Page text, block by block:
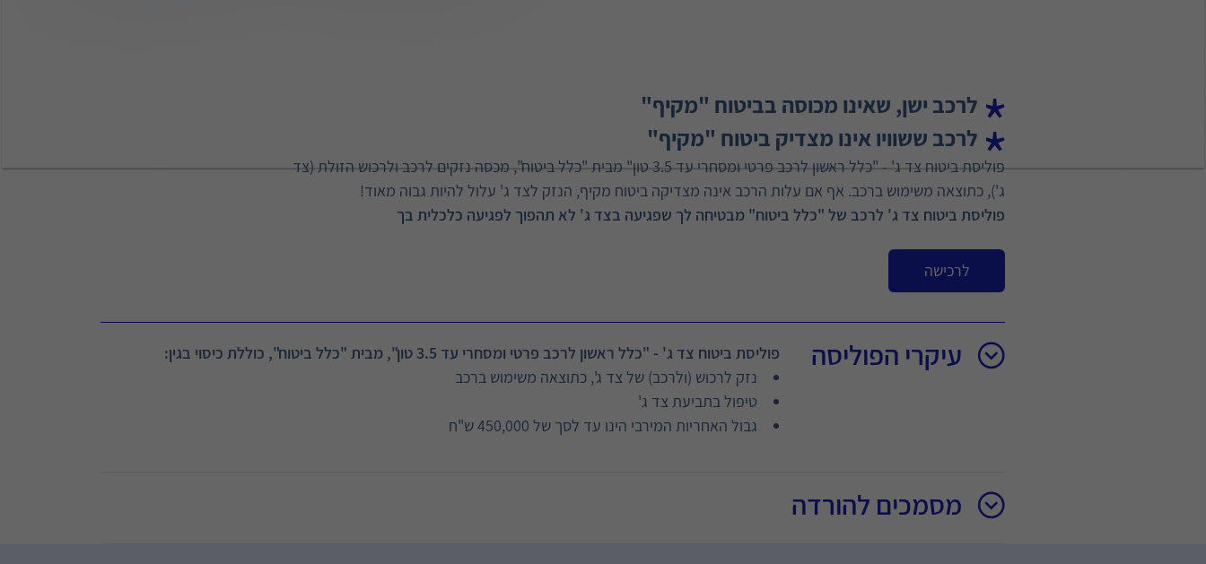
לרכב ישן, שאינו מכוסה בביטוח "מקיף"
לרכב ששוויו אינו מצדיק ביטוח "מקיף"
פוליסת ביטוח צד ג' - "כלל ראשון לרכב פרטי ומסחרי עד 3.5 טון" מבית "כלל ביטוח", מכסה נזקים לרכב ולרכוש הזולת (צד
ג'), כתוצאה משימוש ברכב. אף אם עלות הרכב אינה מצדיקה ביטוח מקיף, הנזק לצד ג' עלול להיות גבוה מאוד!
פוליסת ביטוח צד ג' לרכב של "כלל ביטוח" מבטיחה לך שפגיעה בצד ג' לא תהפוך לפגיעה כלכלית בך
לרכישה
עיקרי הפוליסה
פוליסת ביטוח צד ג' - "כלל ראשון לרכב פרטי ומסחרי עד 3.5 טון", מבית "כלל ביטוח", כוללת כיסוי בגין:
נזק לרכוש (ולרכב) של צד ג', כתוצאה משימוש ברכב
טיפול בתביעת צד ג'
גבול האחריות המירבי הינו עד לסך של 450,000 ש"ח
מסמכים להורדה